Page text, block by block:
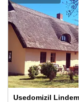
Usedomizil